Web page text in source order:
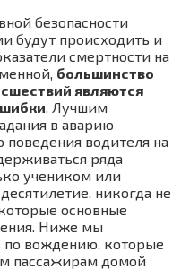
безопасности
будут происходить и
смертности на
большинство
являются
. Лучшим
в аварию
поведения водителя на
ряда
учеником или
никогда не
основные
Ниже мы
по вождению, которые
пассажирам домой